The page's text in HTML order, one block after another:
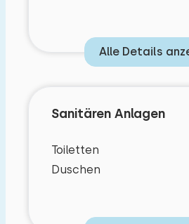
Alle Details
Sanitären Anlagen
Toiletten
Duschen